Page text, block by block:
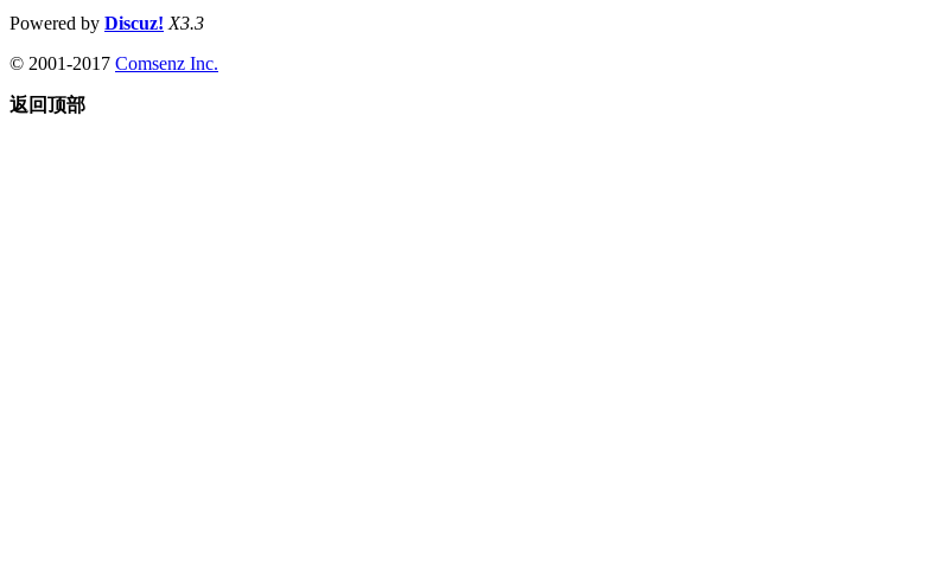
Powered by Discuz! X3.3
© 2001-2017 Comsenz Inc.
返回顶部